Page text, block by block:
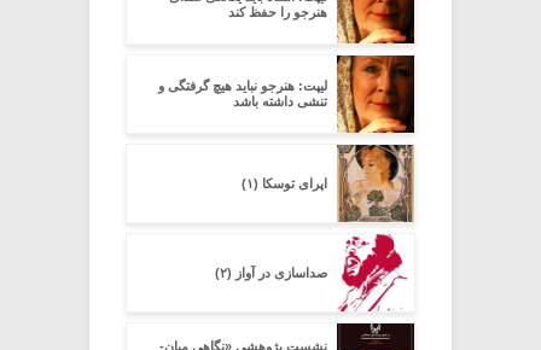
هنرجو را حفظ کند
لیپت: هنرجو نباید هیچ گرفتگی و
تنشی داشته باشد
اپرای توسکا (۱)
صداسازی در آواز (۲)
نشست پژوهشی «نگاهی میان-